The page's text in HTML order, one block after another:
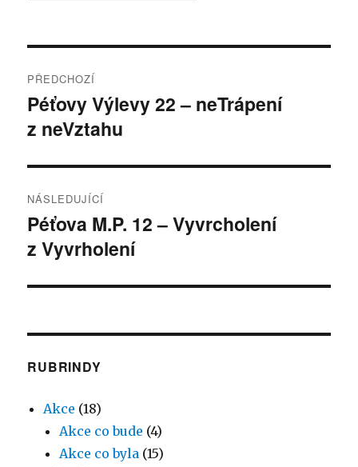
pro
příspěvek
PŘEDCHOZÍ
Předchozí
příspěvek:
Péťovy Výlevy 22 – neTrápení
z neVztahu
NÁSLEDUJÍCÍ
Následující
příspěvek:
Péťova M.P. 12 – Vyvrcholení
z Vyvrholení
RUBRINDY
Akce (18)
Akce co bude (4)
Akce co byla (15)